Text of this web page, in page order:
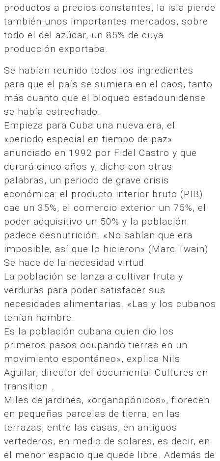
productos a precios constantes, la isla pierde
también unos importantes mercados, sobre
todo el del azúcar, un 85% de cuya
producción exportaba.
Se habían reunido todos los ingredientes
para que el país se sumiera en el caos, tanto
más cuanto que el bloqueo estadounidense
se había estrechado.
Empieza para Cuba una nueva era, el
«periodo especial en tiempo de paz»
anunciado en 1992 por Fidel Castro y que
durará cinco años y, dicho con otras
palabras, un periodo de grave crisis
económica: el producto interior bruto (PIB)
cae un 35%, el comercio exterior un 75%, el
poder adquisitivo un 50% y la población
padece desnutrición. «No sabían que era
imposible, así que lo hicieron» (Marc Twain)
Se hace de la necesidad virtud.
La población se lanza a cultivar fruta y
verduras para poder satisfacer sus
necesidades alimentarias. «Las y los cubanos
tenían hambre.
Es la población cubana quien dio los
primeros pasos ocupando tierras en un
movimiento espontáneo», explica Nils
Aguilar, director del documental Cultures en
transition .
Miles de jardines, «organopónicos», florecen
en pequeñas parcelas de tierra, en las
terrazas, entre las casas, en antiguos
vertederos, en medio de solares, es decir, en
el menor espacio que quede libre. Además de